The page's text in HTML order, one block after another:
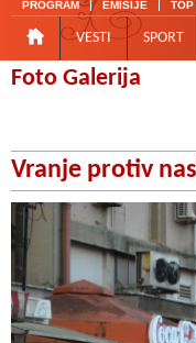
PROGRAM EMISIJE TOP
VESTI SPORT
Foto Galerija
Vranje protiv